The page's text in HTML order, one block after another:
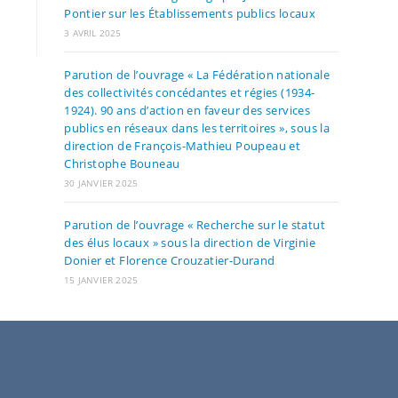
Pontier sur les Établissements publics locaux
3 AVRIL 2025
Parution de l’ouvrage « La Fédération nationale
des collectivités concédantes et régies (1934-
1924). 90 ans d’action en faveur des services
publics en réseaux dans les territoires », sous la
direction de François-Mathieu Poupeau et
Christophe Bouneau
30 JANVIER 2025
Parution de l’ouvrage « Recherche sur le statut
des élus locaux » sous la direction de Virginie
Donier et Florence Crouzatier-Durand
15 JANVIER 2025